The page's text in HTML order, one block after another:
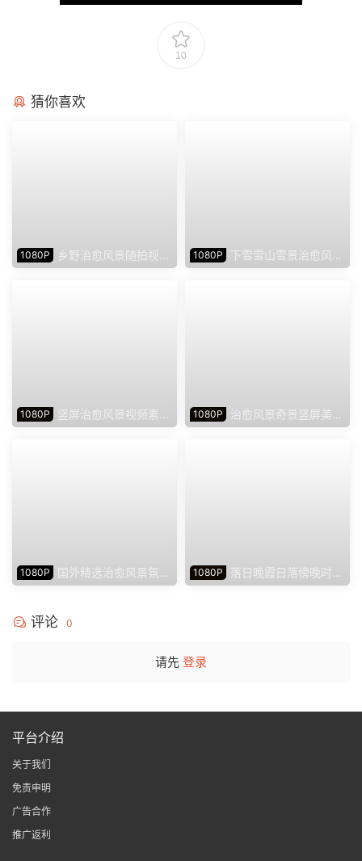
10
猜你喜欢
1080P
乡野治愈风景随拍视频
大自然北欧素材（665个）
1080P
下雪雪山雪景治愈风景
视频素材竖屏（304个）
1080P
竖屏治愈风景视频素材
下载（1629个）
1080P
治愈风景奇景竖屏美景
奇观视频素材下载（443个）
1080P
国外精选治愈风景氛围
美景外国竖屏视频素材下载（4
1080P
落日晚霞日落傍晚时分
治愈风景开车风景第一视角视
评论 0
请先 登录
平台介绍
关于我们
免责申明
广告合作
推广返利